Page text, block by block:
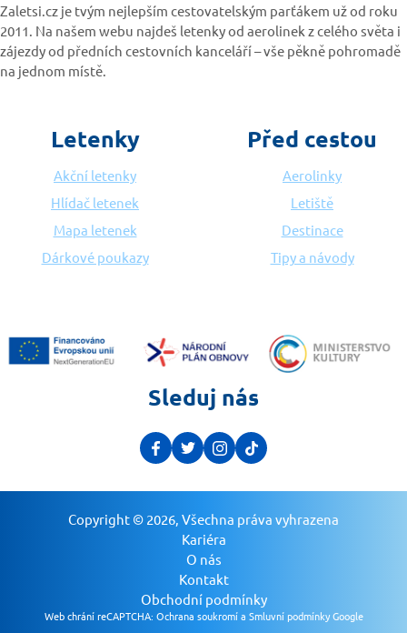
Zaletsi.cz je tvým nejlepším cestovatelským parťákem už od roku
2011. Na našem webu najdeš letenky od aerolinek z celého světa i
zájezdy od předních cestovních kanceláří – vše pěkně pohromadě
na jednom místě.
Letenky
Akční letenky
Hlídač letenek
Mapa letenek
Dárkové poukazy
Před cestou
Aerolinky
Letiště
Destinace
Tipy a návody
Sleduj nás
Copyright © 2026, Všechna práva vyhrazena
Kariéra
O nás
Kontakt
Obchodní podmínky
Web chrání reCAPTCHA: Ochrana soukromí a Smluvní podmínky Google